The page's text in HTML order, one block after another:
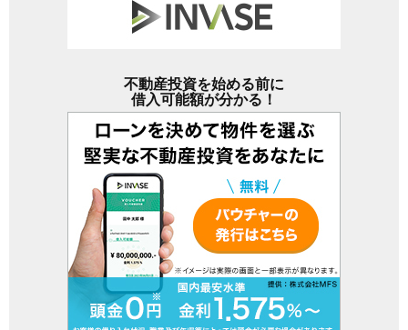
不動産投資を始める前に
借入可能額が分かる！